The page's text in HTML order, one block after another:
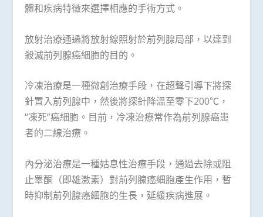
體和疾病特徵來選擇相應的手術方式。
放射治療通過將放射線照射於前列腺局部，以達到
殺滅前列腺癌細胞的目的。
冷凍治療是一種微創治療手段，在超聲引導下將探
針置入前列腺中，然後將探針降溫至零下200℃，
“凍死”癌細胞。目前，冷凍治療常作為前列腺癌患
者的二線治療。
內分泌治療是一種姑息性治療手段，通過去除或阻
止睾酮（即雄激素）對前列腺癌細胞產生作用，暫
時抑制前列腺癌細胞的生長，延緩疾病進展。